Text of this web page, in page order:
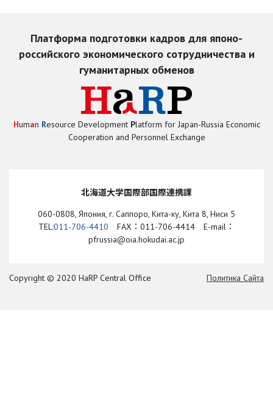
Платформа подготовки кадров для японо-
российского экономического сотрудничества и
гуманитарных обменов
Human Resource Development Platform for Japan-Russia Economic
Cooperation and Personnel Exchange
北海道大学国際部国際連携課
060-0808, Япония, г. Саппоро, Кита-ку, Кита 8, Ниси 5
TEL:011-706-4410 FAX：011-706-4414 E-mail：
pfrussia@oia.hokudai.ac.jp
Copyright © 2020 HaRP Central Office Политика Cайта